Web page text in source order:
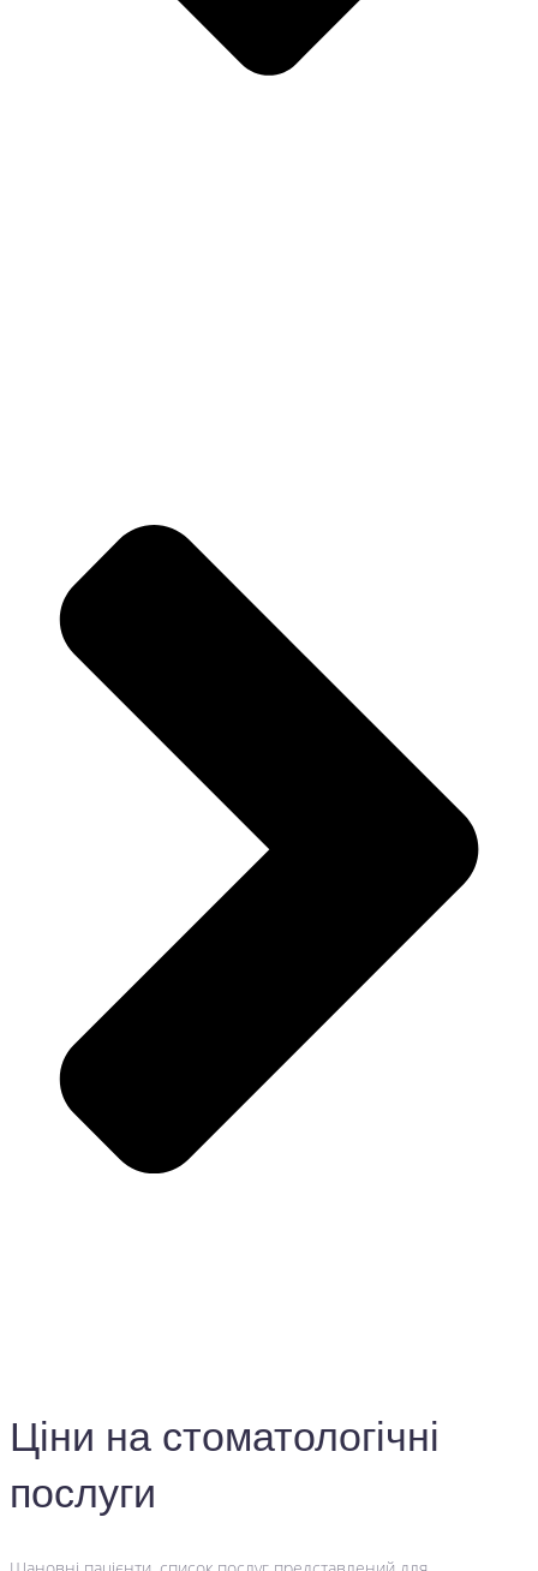
Ціни на стоматологічні
послуги